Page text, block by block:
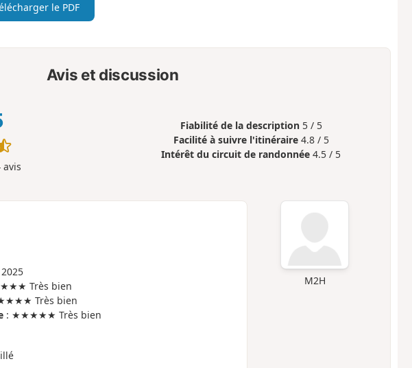
le PDF
Avis et discussion
avis
Fiabilité de la description 5 / 5
Facilité à suivre l'itinéraire 4.8 / 5
Intérêt du circuit de randonnée 4.5 / 5
M2H
Très bien
Très bien
: ★★★★★ Très bien